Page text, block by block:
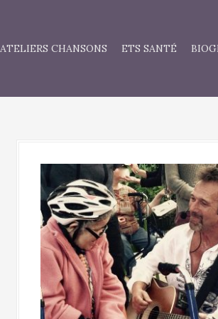
ATELIERS CHANSONS ETS SANTÉ